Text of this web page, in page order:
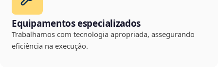
Equipamentos especializados
Trabalhamos com tecnologia apropriada, assegurando
eficiência na execução.